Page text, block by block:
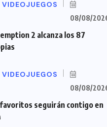
VIDEOJUEGOS
08/08/
2 alcanza los 87
VIDEOJUEGOS
08/08/
seguirán contigo en